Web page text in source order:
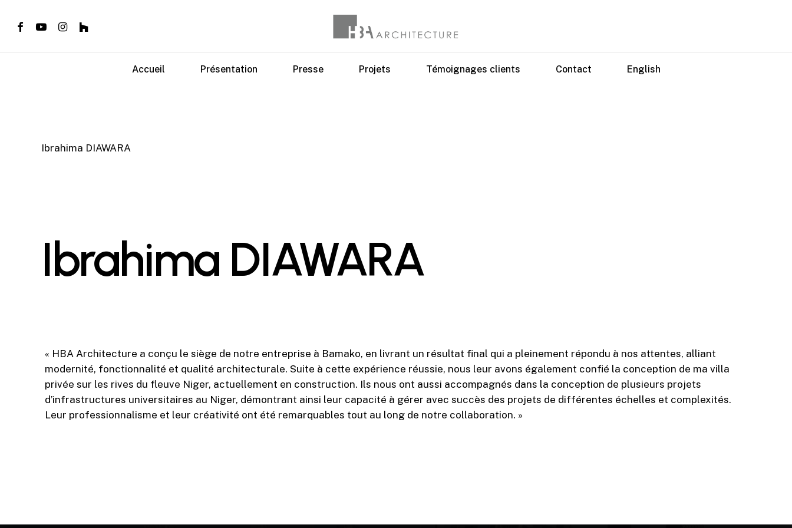
facebookyoutubeinstagram
houzz
Accueil Présentation Presse Projets Témoignages clients Contact English
Ibrahima DIAWARA
Ibrahima DIAWARA
« HBA Architecture a conçu le siège de notre entreprise à Bamako, en livrant un résultat final qui a pleinement répondu à nos attentes, alliant
modernité, fonctionnalité et qualité architecturale. Suite à cette expérience réussie, nous leur avons également confié la conception de ma villa
privée sur les rives du fleuve Niger, actuellement en construction. Ils nous ont aussi accompagnés dans la conception de plusieurs projets
d’infrastructures universitaires au Niger, démontrant ainsi leur capacité à gérer avec succès des projets de différentes échelles et complexités.
Leur professionnalisme et leur créativité ont été remarquables tout au long de notre collaboration. »